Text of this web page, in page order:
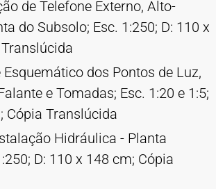
de Telefone Externo, Alto-
do Subsolo; Esc. 1:250; D: 110 x
Esquemático dos Pontos de Luz,
e Tomadas; Esc. 1:20 e 1:5;
Cópia Translúcida
Hidráulica - Planta
D: 110 x 148 cm; Cópia